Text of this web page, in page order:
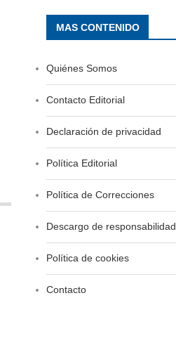
MAS CONTENIDO
Quiénes Somos
Contacto Editorial
Declaración de privacidad
Política Editorial
Política de Correcciones
Descargo de responsabilidad
Política de cookies
Contacto